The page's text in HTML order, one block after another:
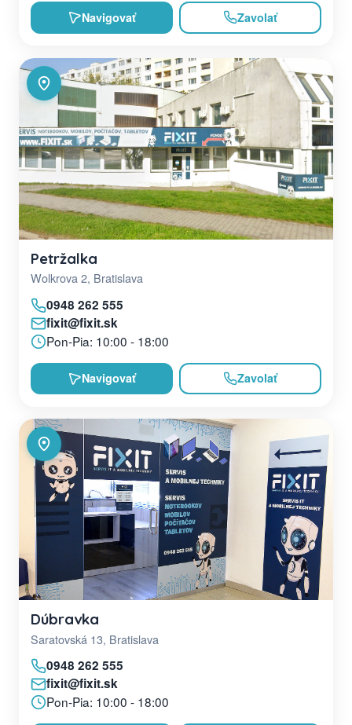
Navigovať Zavolať
Petržalka
Wolkrova 2, Bratislava
0948 262 555
fixit@fixit.sk
Pon-Pia: 10:00 - 18:00
Navigovať Zavolať
Dúbravka
Saratovská 13, Bratislava
0948 262 555
fixit@fixit.sk
Pon-Pia: 10:00 - 18:00